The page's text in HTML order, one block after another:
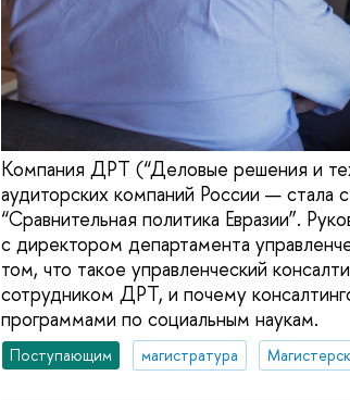
Компания ДРТ (“Деловые решения и
аудиторских компаний России — стала
“Сравнительная политика Евразии”.
с директором департамента
том, что такое управленческий
сотрудником ДРТ, и почему
программами по социальным наукам.
Поступающим магистратура